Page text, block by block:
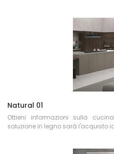
Natural 01
Ottieni informazioni sulla
soluzione in legno sarà l'acquisto